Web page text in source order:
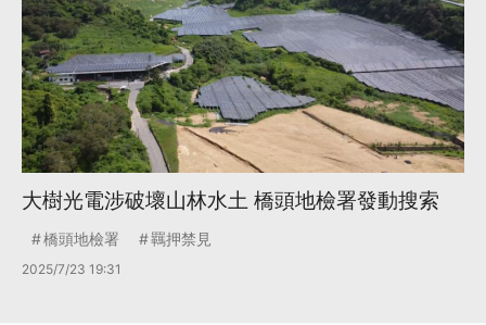
大樹光電涉破壞山林水土 橋頭地檢署發動搜索
橋頭地檢署 羈押禁見
2025/7/23 19:31